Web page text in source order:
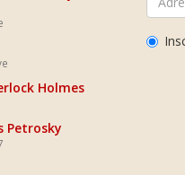
Holmes
Petrosky